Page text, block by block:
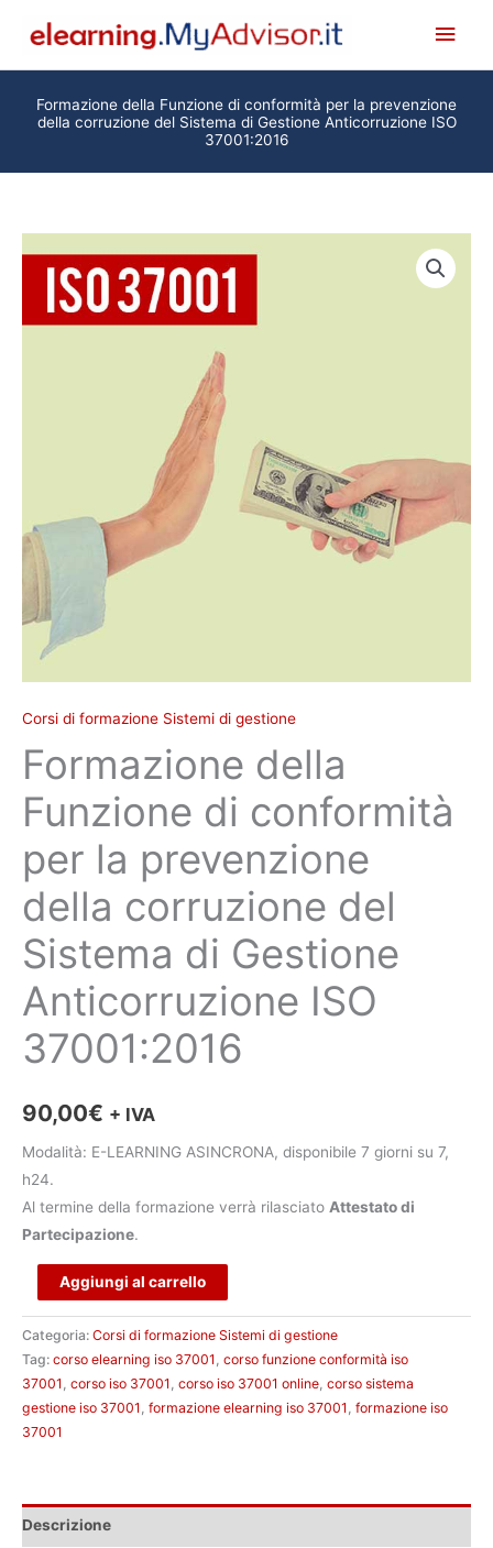
contenuto
Formazione della Funzione di conformità per la prevenzione
della corruzione del Sistema di Gestione Anticorruzione ISO
37001:2016
Corsi di formazione Sistemi di gestione
Formazione della
Funzione di conformità
per la prevenzione
della corruzione del
Sistema di Gestione
Anticorruzione ISO
37001:2016
90,00€ + IVA
Modalità: E-LEARNING ASINCRONA, disponibile 7 giorni su 7,
h24.
Al termine della formazione verrà rilasciato Attestato di
Partecipazione.
della
Funzione
di
Sistema
Anticorruzione
ISO
37001:2016
quantità
Aggiungi al carrello
Categoria: Corsi di formazione Sistemi di gestione
Tag: corso elearning iso 37001 corso funzione conformità iso
37001 corso iso 37001 corso iso 37001 online corso sistema
gestione iso 37001 formazione elearning iso 37001 formazione iso
37001
Descrizione